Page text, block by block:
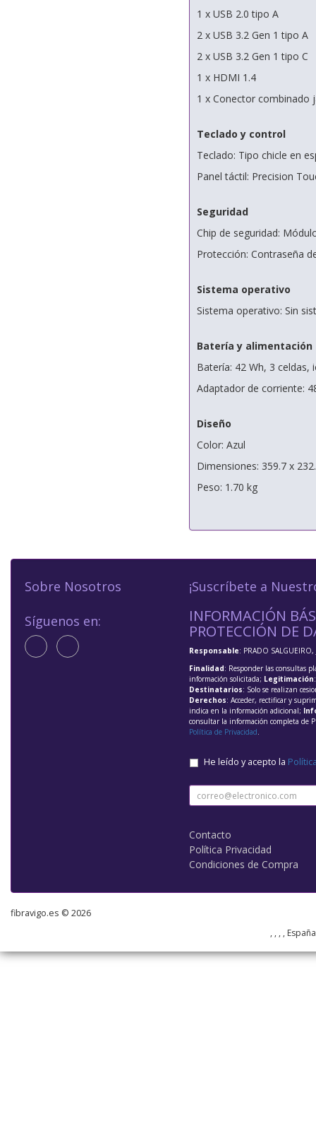
1 x USB 2.0 tipo A
2 x USB 3.2 Gen 1 tipo A
2 x USB 3.2 Gen 1 tipo C
1 x HDMI 1.4
1 x Conector combinado
Teclado y control
Teclado: Tipo chicle en
Panel táctil: Precision
Seguridad
Chip de seguridad:
Protección: Contraseña
Sistema operativo
Sistema operativo: Sin
Batería y alimentación
Batería: 42 Wh, 3 celdas,
Adaptador de corriente:
Diseño
Color: Azul
Dimensiones: 359.7 x
Peso: 1.70 kg
Sobre Nosotros
Síguenos en:
¡Suscríbete a
INFORMACIÓN
PROTECCIÓN DE
Responsable: PRADO SALGUEIRO,
Finalidad: Responder las consultas
información solicitada; Legitimación
Destinatarios: Solo se realizan
Derechos: Acceder, rectificar y
indica en la información adicional;
consultar la información completa de
Política de Privacidad.
He leído y acepto la
Contacto
Política Privacidad
Condiciones de Compra
fibravigo.es © 2026
, , , ,